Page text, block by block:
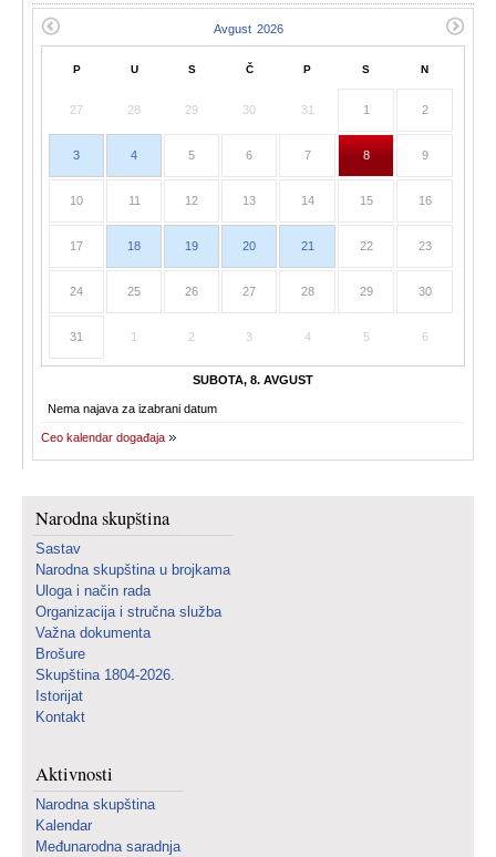
P U S Č P S N
27 28 29 30 31 1 2
3 4 5 6 7 8 9
10 11 12 13 14 15 16
17 18 19 20 21 22 23
24 25 26 27 28 29 30
31 1 2 3 4 5 6
SUBOTA, 8. AVGUST
Nema najava za izabrani datum
Ceo kalendar događaja
Narodna skupština
Sastav
Narodna skupština u brojkama
Uloga i način rada
Organizacija i stručna služba
Važna dokumenta
Brošure
Skupština 1804-2026.
Istorijat
Kontakt
Aktivnosti
Narodna skupština
Kalendar
Međunarodna saradnja